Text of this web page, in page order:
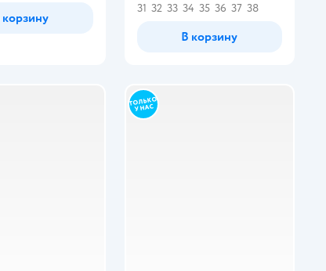
корзину
31 32 33 34 35 36 37 38
В корзину